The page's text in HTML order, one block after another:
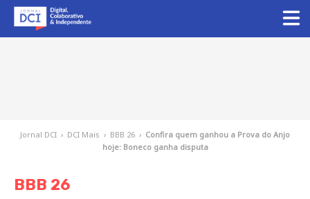
Jornal DCI › DCI Mais › BBB 26 › Confira quem ganhou a Prova do Anjo
hoje: Boneco ganha disputa
BBB 26